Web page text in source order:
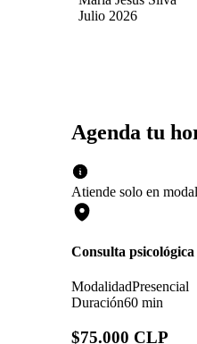
Julio 2026
Agenda tu
Atiende solo en
Consulta psicológica
ModalidadPresencial
Duración60 min
$75.000 CLP